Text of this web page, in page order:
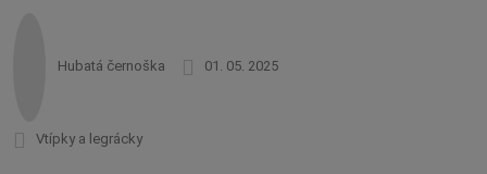
Hubatá černoška 01. 05. 2025
Vtípky a legrácky